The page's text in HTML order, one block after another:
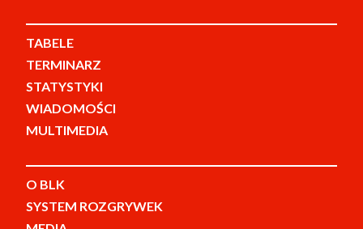
TABELE
TERMINARZ
STATYSTYKI
WIADOMOŚCI
MULTIMEDIA
O BLK
SYSTEM ROZGRYWEK